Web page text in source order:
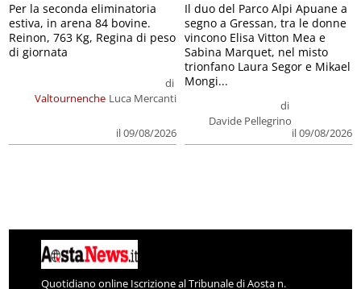
Valtournenche
di
Luca Mercanti
il 09/08/2026
Per la seconda eliminatoria
estiva, in arena 84 bovine.
Reinon, 763 Kg, Regina di peso
di giornata
di
Davide Pellegrino
il 09/08/2026
Il duo del Parco Alpi Apuane a
segno a Gressan, tra le donne
vincono Elisa Vitton Mea e
Sabina Marquet, nel misto
trionfano Laura Segor e Mikael
Mongi...
Quotidiano online Iscrizione al Tribunale di Aosta n.